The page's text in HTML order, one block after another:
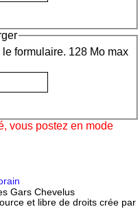
formulaire. 128 Mo max
vous postez en mode
Gars Chevelus
et libre de droits crée par